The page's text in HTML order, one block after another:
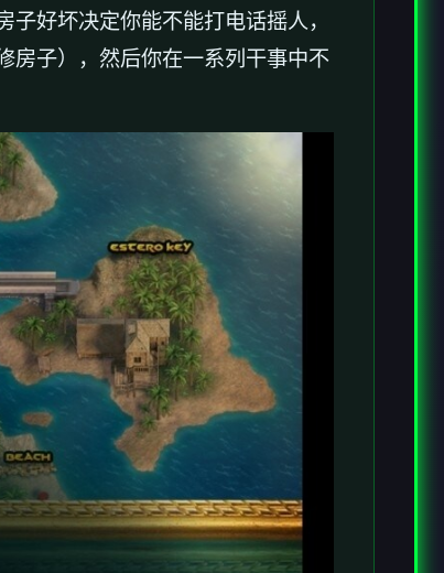
好坏决定你能不能打电话摇人，
房子），然后你在一系列干事中不